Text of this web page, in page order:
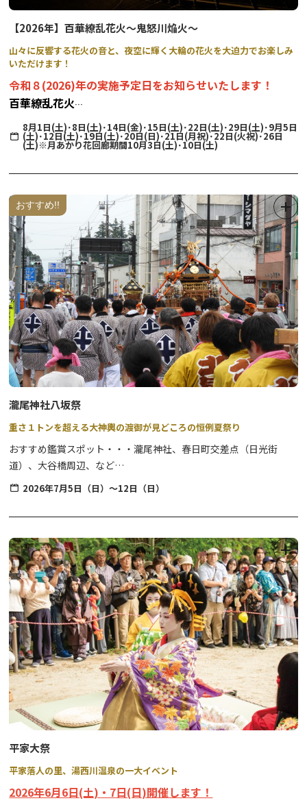
祭時に受け付けています。
【2026年】百華繚乱花火～鬼怒川焔火～
山々に反響する花火の音と、夜空に輝く大輪の花火を大迫力でお楽しみ
いただけます！
令和８(2026)年の実施予定日をお知らせいたします！
百華繚乱花火
～鬼怒川焔火（きぬがわえんか）～
(土)
22日(火休)・26日(土)
《打上場所》鬼怒楯岩大吊橋
《打上時間》20：45～約8分予定
《 実施予定日(月あかり花回廊期間) 》10月3日(土)・10日(土)
《観覧場所》鬼怒川温泉駅前広場
《打上時間》20：45～約8分予定
※月あかり花回廊イベント期間中の花火は鬼怒川温泉駅前広場を観覧場所とし
て予定しております。
※天候の急激な変化がある場合（雨天・強風等）は、
間近で見る迫力の花火は必見です！
施設によってはご宿泊のお部屋から花火を楽しめます。
※打上場所により、ご覧になれる施設が異なります。
ご予約の際に、宿泊施設にお問合せ下さい。
8月1日(土)･8日(土)･14日(金)･15日(土)･22日(土)･29日(土)･9月5日
(土)･12日(土)･19日(土)･20日(日)･21日(月祝)･22日(火祝)･26日
(土)※月あかり花回廊期間10月3日(土)･10日(土)
おすすめ!!
瀧尾神社八坂祭
重さ１トンを超える大神輿の渡御が見どころの恒例夏祭り
おすすめ鑑賞スポット・・・瀧尾神社、春日町交差点（日光街
道）、大谷橋周辺、など
※町内神輿（青年神輿）や子供神輿の渡御の実施有無や内容につい
ては、各町内ごとに異なります。
例年7月上旬から中旬になると、大神輿が神社の大鳥居前に安置さ
れます。（変更される場合があります）
期間中は、仮安置した大神輿を見学することができ、祭のメイン行
事は「大神輿渡御」です。
木造でできた神輿が町内をねり歩き、夏の暑さに負けない迫力の雰
囲気を体験できます。
※祭事内容については変更となる場合がありますので、必ずお問合
せのうえお出かけください。
2026年7月5日（日）～12日（日）
平家大祭
平家落人の里、湯西川温泉の一大イベント
2026年6月6日(土)・7日(日)開催します！